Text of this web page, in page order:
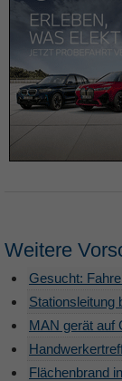
Weitere
Gesucht:
Stationsleitung
MAN gerät auf
Flächenbrand